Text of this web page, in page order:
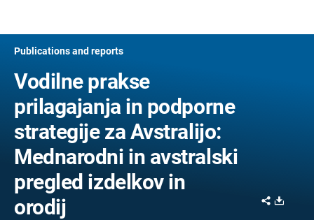
Publications and reports
Vodilne prakse
prilagajanja in podporne
strategije za Avstralijo:
Mednarodni in avstralski
pregled izdelkov in
orodij
Share